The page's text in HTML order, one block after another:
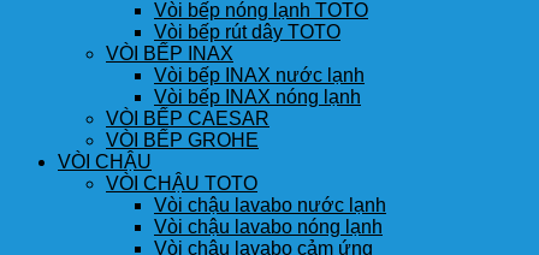
Vòi bếp nóng lạnh TOTO
Vòi bếp rút dây TOTO
VÒI BẾP INAX
Vòi bếp INAX nước lạnh
Vòi bếp INAX nóng lạnh
VÒI BẾP CAESAR
VÒI BẾP GROHE
VÒI CHẬU
VÒI CHẬU TOTO
Vòi chậu lavabo nước lạnh
Vòi chậu lavabo nóng lạnh
Vòi chậu lavabo cảm ứng